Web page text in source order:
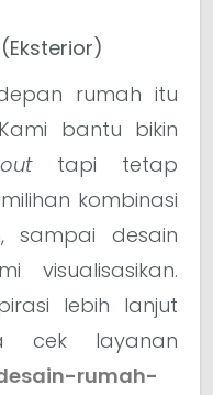
rumah itu
bantu bikin
tapi tetap
kombinasi
sampai desain
visualisasikan.
lebih lanjut
cek layanan
rumah-